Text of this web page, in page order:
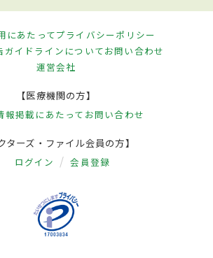
にあたってプライバシーポリシー
ガイドラインについてお問い合わせ
運営会社
【医療機関の方】
報掲載にあたって お問い合わせ
ターズ・ファイル会員の方】
ログイン 会員登録